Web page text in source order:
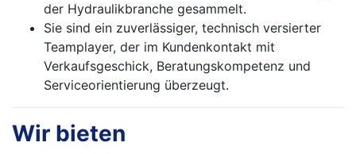
der Hydraulikbranche gesammelt.
Sie sind ein zuverlässiger, technisch versierter
Teamplayer, der im Kundenkontakt mit
Verkaufsgeschick, Beratungskompetenz und
Serviceorientierung überzeugt.
Wir bieten